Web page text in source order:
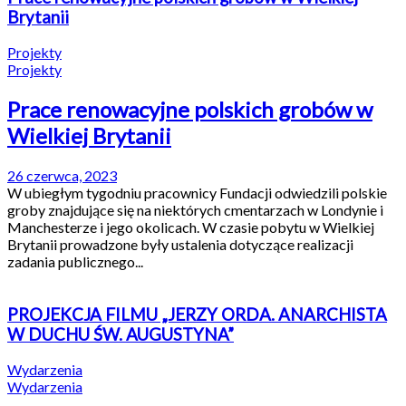
Brytanii
Projekty
Projekty
Prace renowacyjne polskich grobów w
Wielkiej Brytanii
26 czerwca, 2023
W ubiegłym tygodniu pracownicy Fundacji odwiedzili polskie
groby znajdujące się na niektórych cmentarzach w Londynie i
Manchesterze i jego okolicach. W czasie pobytu w Wielkiej
Brytanii prowadzone były ustalenia dotyczące realizacji
zadania publicznego...
PROJEKCJA FILMU „JERZY ORDA. ANARCHISTA
W DUCHU ŚW. AUGUSTYNA”
Wydarzenia
Wydarzenia